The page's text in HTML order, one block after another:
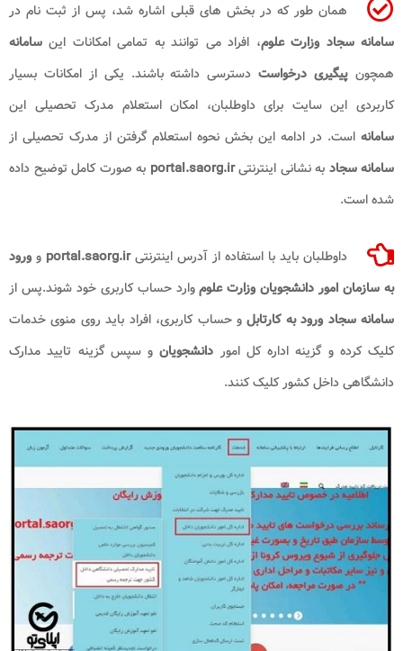
همان طور که در بخش های قبلی اشاره شد، پس از ثبت نام در
سامانه سجاد وزارت علوم، افراد می توانند به تمامی امکانات اینسامانه
همچون پیگیری درخواست دسترسی داشته باشند. یکی از امکانات بسیار
کاربردی این سایت برای داوطلبان، امکان استعلام مدرک تحصیلی این
سامانه است. در ادامه این بخش نحوه استعلام گرفتن از مدرک تحصیلی از
سامانه سجاد به نشانی اینترنتیportal.saorg.ir به صورت کامل توضیح داده
شده است.
داوطلبان باید با استفاده از آدرس اینترنتیportal.saorg.ir و ورود
به سازمان امور دانشجویان وزارت علوموارد حساب کاربری خود شوند.پس از
سامانه سجاد ورود به کارتابلو حساب کاربری، افراد باید روی منوی خدمات
کلیک کرده و گزینه اداره کل امور دانشجویان و سپس گزینه تایید مدارک
دانشگاهی داخل کشور کلیک کنند.